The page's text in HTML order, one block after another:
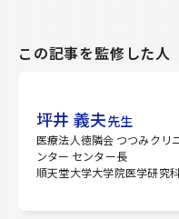
この記事を監修した人
坪井 義夫先生
医療法人徳隣会 つつみクリ
ンター センター長
順天堂大学大学院医学研究